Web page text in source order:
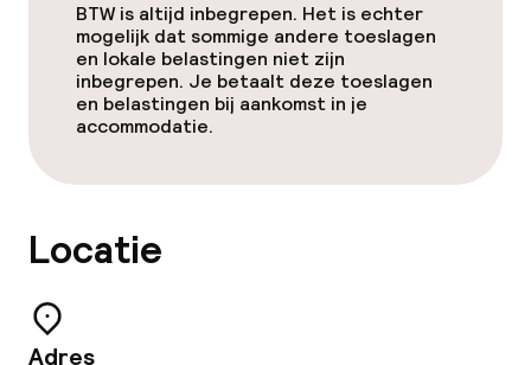
BTW is altijd inbegrepen. Het is echter
mogelijk dat sommige andere toeslagen
en lokale belastingen niet zijn
inbegrepen. Je betaalt deze toeslagen
en belastingen bij aankomst in je
accommodatie.
Locatie
Adres